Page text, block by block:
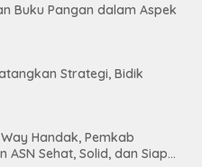
Buku Pangan dalam Aspek
Strategi, Bidik
Handak, Pemkab
ASN Sehat, Solid, dan Siap